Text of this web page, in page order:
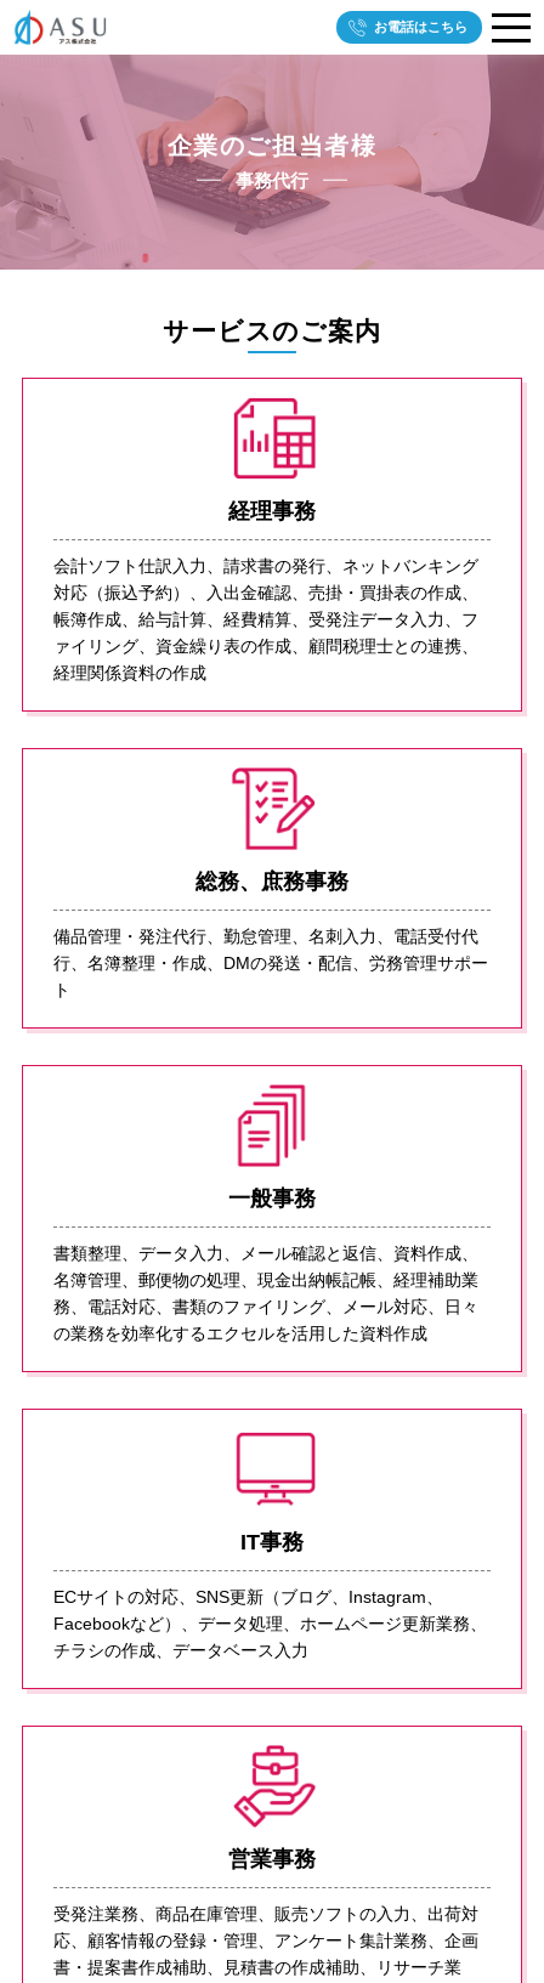
お電話はこちら
企業のご担当者様
事務代⾏
サービスのご案内
経理事務
会計ソフト仕訳⼊⼒、請求書の発⾏、ネットバンキング
対応（振込予約）、⼊出⾦確認、売掛・買掛表の作成、
帳簿作成、給与計算、経費精算、受発注データ⼊⼒、フ
ァイリング、資⾦繰り表の作成、顧問税理⼠との連携、
経理関係資料の作成
総務、庶務事務
備品管理・発注代⾏、勤怠管理、名刺⼊⼒、電話受付代
⾏、名簿整理・作成、DMの発送・配信、労務管理サポー
ト
⼀般事務
書類整理、データ⼊⼒、メール確認と返信、資料作成、
名簿管理、郵便物の処理、現⾦出納帳記帳、経理補助業
務、電話対応、書類のファイリング、メール対応、⽇々
の業務を効率化するエクセルを活⽤した資料作成
IT事務
ECサイトの対応、SNS更新（ブログ、Instagram、
Facebookなど）、データ処理、ホームページ更新業務、
チラシの作成、データベース⼊⼒
営業事務
受発注業務、商品在庫管理、販売ソフトの⼊⼒、出荷対
応、顧客情報の登録・管理、アンケート集計業務、企画
書・提案書作成補助、⾒積書の作成補助、リサーチ業